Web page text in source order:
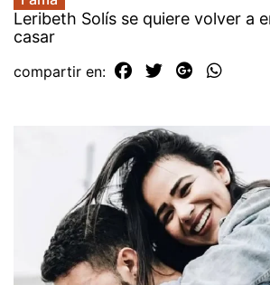
Leribeth Solís se quiere volver a
casar
compartir en: